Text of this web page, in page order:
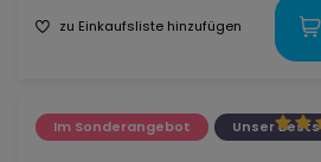
zu Einkaufsliste hinzufügen
Im Sonderangebot Unser